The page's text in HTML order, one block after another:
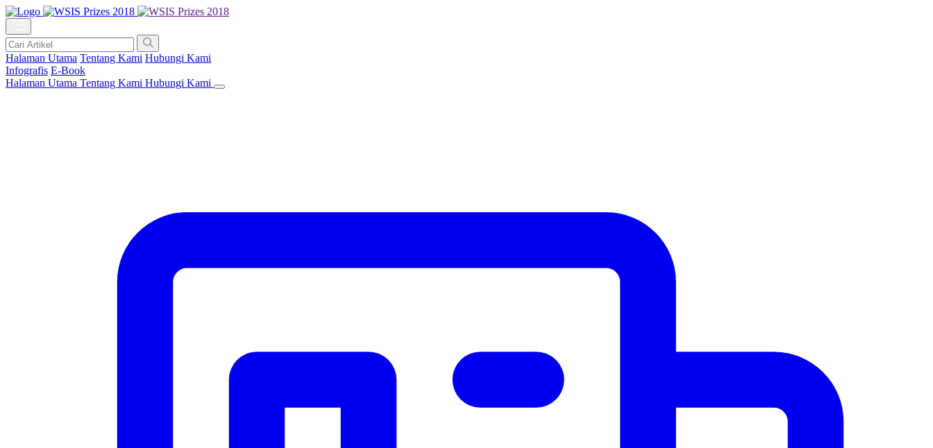
Halaman Utama Tentang Kami Hubungi Kami
Infografis E-Book
Halaman Utama Tentang Kami Hubungi Kami